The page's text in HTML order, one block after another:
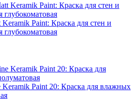
Paint: Краска для стен и
глубокоматовая
Paint 20: Краска для влажных